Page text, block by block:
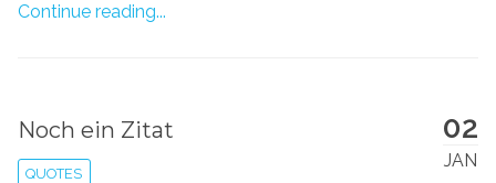
Continue reading...
02
JAN
Noch ein Zitat
QUOTES